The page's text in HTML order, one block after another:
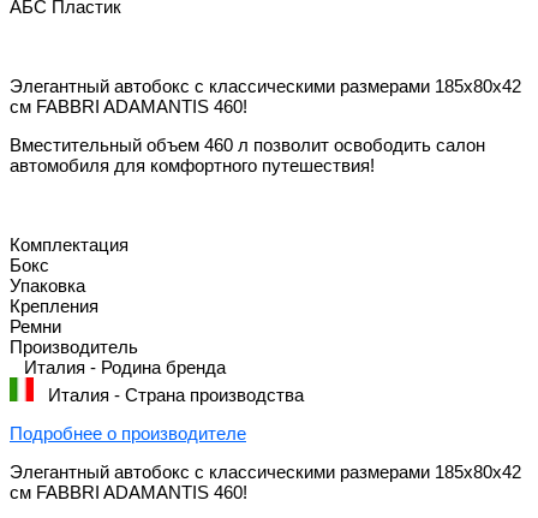
АБС Пластик
Элегантный автобокс с классическими размерами 185х80х42
см FABBRI ADAMANTIS 460!
Вместительный объем 460 л позволит освободить салон
автомобиля для комфортного путешествия!
Комплектация
Бокс
Упаковка
Крепления
Ремни
Производитель
Италия - Родина бренда
Италия - Страна производства
Подробнее о производителе
Элегантный автобокс с классическими размерами 185х80х42
см FABBRI ADAMANTIS 460!